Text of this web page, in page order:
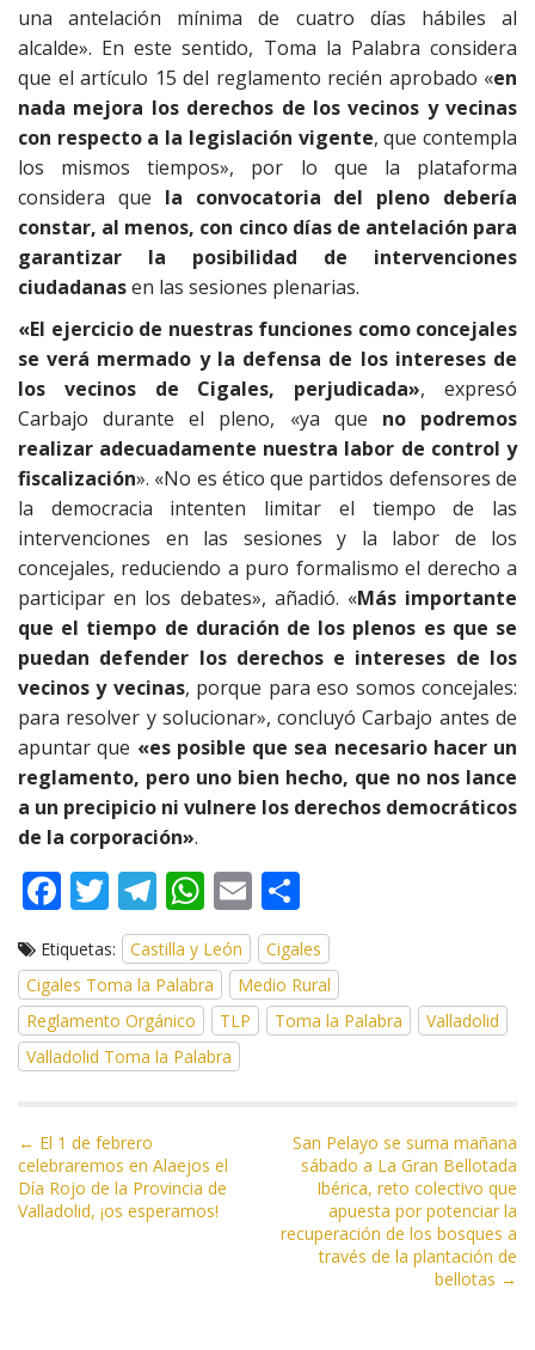
una antelación mínima de cuatro días hábiles al
alcalde». En este sentido, Toma la Palabra considera
que el artículo 15 del reglamento recién aprobado «en
nada mejora los derechos de los vecinos y vecinas
con respecto a la legislación vigente, que contempla
los mismos tiempos», por lo que la plataforma
considera que la convocatoria del pleno debería
constar, al menos, con cinco días de antelación para
garantizar la posibilidad de intervenciones
ciudadanasen las sesiones plenarias.
«El ejercicio de nuestras funciones como concejales
se verá mermado y la defensa de los intereses de
los vecinos de Cigales, perjudicada», expresó
Carbajo durante el pleno, «ya que no podremos
realizar adecuadamente nuestra labor de control y
fiscalización». «No es ético que partidos defensores de
la democracia intenten limitar el tiempo de las
intervenciones en las sesiones y la labor de los
concejales, reduciendo a puro formalismo el derecho a
participar en los debates», añadió. «Más importante
que el tiempo de duración de los plenos es que se
puedan defender los derechos e intereses de los
vecinos y vecinas, porque para eso somos concejales:
para resolver y solucionar», concluyó Carbajo antes de
apuntar que «es posible que sea necesario hacer un
reglamento, pero uno bien hecho, que no nos lance
a un precipicio ni vulnere los derechos democráticos
de la corporación».
F
e
b
o
o
T
w
itt
er
T
el
e
gr
a
m
W
h
at
s
A
p
E
m
ai
l
o
m
p
ar
Etiquetas: Castilla y León
Cigales
Cigales Toma la Palabra
Medio Rural
Reglamento Orgánico
TLP Toma la Palabra
Valladolid
Valladolid Toma la Palabra
N
a
v
← El 1 de febrero
celebraremos en Alaejos el
Día Rojo de la Provincia de
Valladolid, ¡os esperamos!
San Pelayo se suma mañana
sábado a La Gran Bellotada
Ibérica, reto colectivo que
apuesta por potenciar la
recuperación de los bosques a
través de la plantación de
bellotas →